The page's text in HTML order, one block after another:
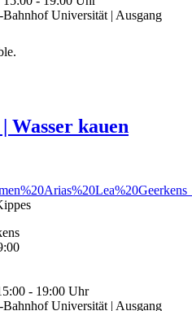
Universität | Ausgang
Wasser kauen
- 19:00 Uhr
Universität | Ausgang